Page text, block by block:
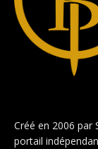
Créé en 2006 par
portail